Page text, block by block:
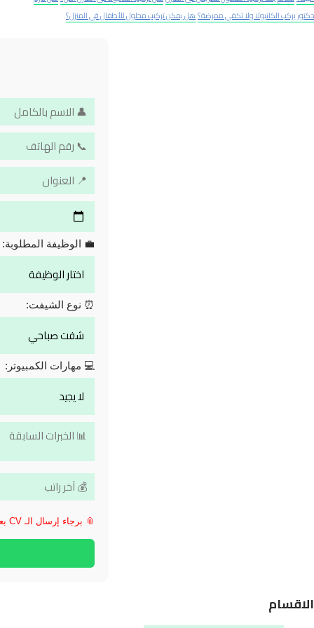
دكتور يركب الكانيولا ولا تكفي ممرضة؟هل يمكن تركيب محلول للأطفال في المنزل؟
💼 الوظيفة المطلوبة:
⏰ نوع الشيفت:
💻 مهارات الكمبيوتر:
📎 برجاء إرسال الـ CV بعد فتح الواتساب
الاقسام